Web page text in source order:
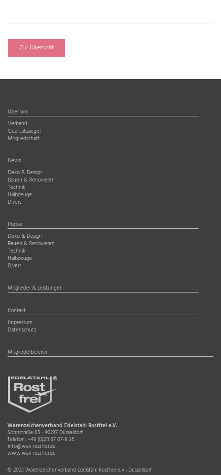
Zur Übersicht
Über uns
Verband
Qualitätssiegel
Mitgliedschaft
News
Deko & Design
Bauen & Renovieren
Technik
Halbzeuge
Divers
Presse
Deko & Design
Bauen & Renovieren
Technik
Halbzeuge
Divers
Mitglieder & Leistungen
Kontakt
Impressum
Datenschutz
Mitgliederbereich
Warenzeichenverband Edelstahl Rostfrei e.V.
Sohnstraße 65 · 40237 Düsseldorf
Telefon: +49 (0)211 67 07-8 35
info@wzv-rostfrei.de
www.wzv-rostfrei.de
© 2023 Warenzeichenverband Edelstahl Rostfrei e.V., Düsseldorf